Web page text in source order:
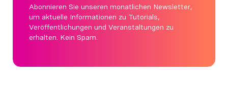
Abonnieren Sie unseren monatlichen Newsletter,
um aktuelle Informationen zu Tutorials,
Veröffentlichungen und Veranstaltungen zu
erhalten. Kein Spam.